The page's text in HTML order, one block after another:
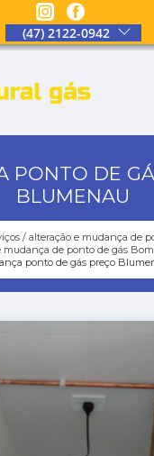
(47) 2122-0942
PONTO DE
BLUMENAU
alteração e mudança de
mudança de ponto de gás
ponto de gás preço